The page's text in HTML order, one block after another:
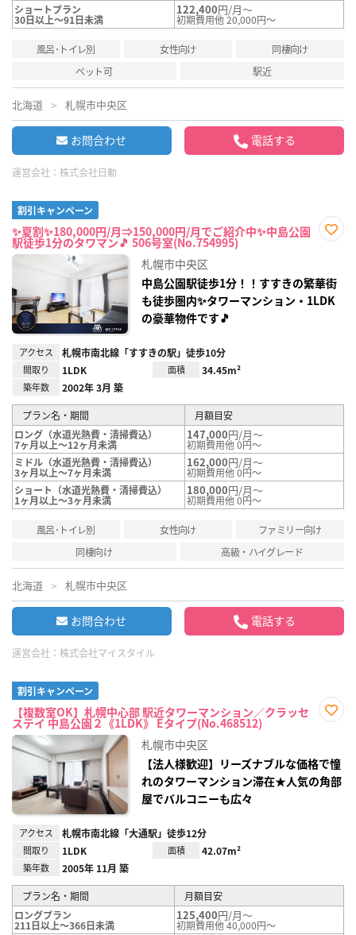
ショートプラン
30日以上～91日未満
122,400円/月～
初期費用他 20,000円～
風呂･トイレ別 女性向け
同棲向け
ペット可
駅近
北海道 札幌市中央区
お問合わせ 電話する
運営会社： 株式会社日動
割引キャンペーン
✨夏割✨180,000円/月⇒150,000円/月でご紹介中✨中島公園
駅徒歩1分のタワマン🎵 506号室(No.754995)
録
札幌市中央区
中島公園駅徒歩1分！！すすきの繁華街
も徒歩圏内✨タワーマンション・1LDK
の豪華物件です🎵
アクセス 札幌市南北線「すすきの駅」徒歩10分
間取り 1LDK 面積 34.45m²
築年数 2002年 3月 築
プラン名・期間
月額目安
ロング（水道光熱費・清掃費込）
7ヶ月以上～12ヶ月未満
147,000円/月～
初期費用他 0円～
ミドル（水道光熱費・清掃費込）
3ヶ月以上～7ヶ月未満
162,000円/月～
初期費用他 0円～
ショート（水道光熱費・清掃費込）
1ヶ月以上～3ヶ月未満
180,000円/月～
初期費用他 0円～
風呂･トイレ別 女性向け
ファミリー向け
同棲向け
高級・ハイグレード
北海道 札幌市中央区
お問合わせ 電話する
運営会社： 株式会社マイスタイル
割引キャンペーン
【複数室OK】札幌中心部 駅近タワーマンション／クラッセ
ステイ 中島公園２《1LDK》 Eタイプ(No.468512)
録
札幌市中央区
【法人様歓迎】リーズナブルな価格で憧
れのタワーマンション滞在★人気の角部
屋でバルコニーも広々
アクセス 札幌市南北線「大通駅」徒歩12分
間取り 1LDK 面積 42.07m²
築年数 2005年 11月 築
プラン名・期間
月額目安
ロングプラン
211日以上～366日未満
125,400円/月～
初期費用他 40,000円～